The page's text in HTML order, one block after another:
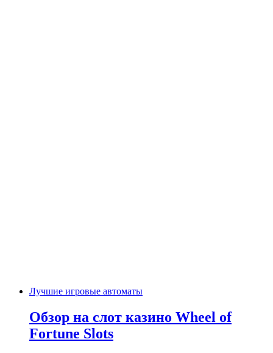
Лучшие игровые автоматы
Обзор на слот казино Wheel of
Fortune Slots